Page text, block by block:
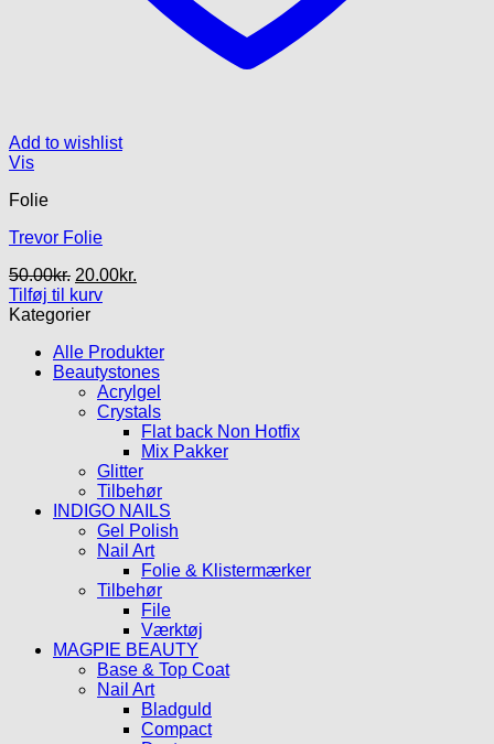
Add to wishlist
Vis
Folie
Trevor Folie
50.00kr. Den
oprindelige
pris
50.00kr..
20.00kr.
20.00kr..
Tilføj til kurv
Kategorier
Alle Produkter
Beautystones
Acrylgel
Crystals
Flat back Non Hotfix
Mix Pakker
Glitter
Tilbehør
INDIGO NAILS
Gel Polish
Nail Art
Folie & Klistermærker
Tilbehør
File
Værktøj
MAGPIE BEAUTY
Base & Top Coat
Nail Art
Bladguld
Compact